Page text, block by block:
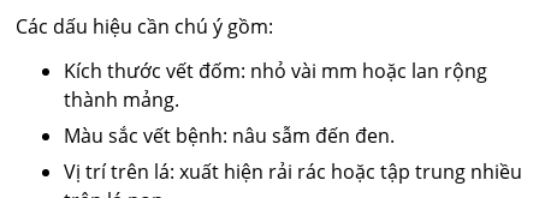
Các dấu hiệu cần chú ý gồm:
Kích thước vết đốm: nhỏ vài mm hoặc lan rộng
thành mảng.
Màu sắc vết bệnh: nâu sẫm đến đen.
Vị trí trên lá: xuất hiện rải rác hoặc tập trung nhiều